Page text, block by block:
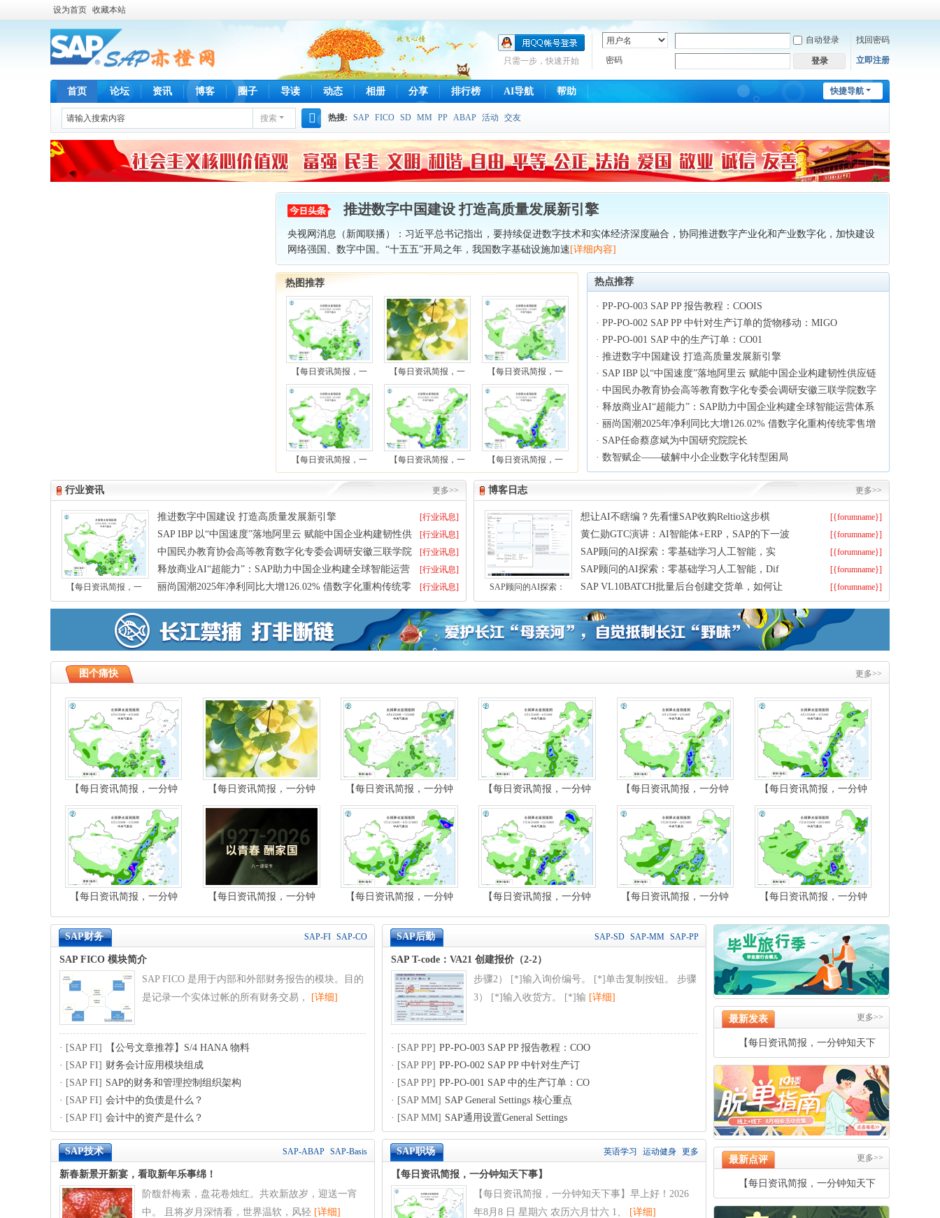
设为首页 收藏本站
自动登录 找回密码
密码 登录 立即注册
只需一步，快速开始
快捷导航
首页 论坛 资讯 博客 圈子 导读 动态 相册 分享 排行榜 AI导航 帮助
搜索
搜
索
热搜: SAP FICO SD MM PP ABAP 活动 交友
推进数字中国建设 打造高质量发展新引擎
央视网消息（新闻联播）：习近平总书记指出，要持续促进数字技术和实体经济深度融合，协同推进数字产业化和产业数字化，加快建设
网络强国、数字中国。“十五五”开局之年，我国数字基础设施加速 [详细内容]
热图推荐
【每日资讯简报，一 【每日资讯简报，一 【每日资讯简报，一
【每日资讯简报，一 【每日资讯简报，一 【每日资讯简报，一
热点推荐
· PP-PO-003 SAP PP 报告教程：COOIS
· PP-PO-002 SAP PP 中针对生产订单的货物移动：MIGO
· PP-PO-001 SAP 中的生产订单：CO01
· 推进数字中国建设 打造高质量发展新引擎
· SAP IBP 以“中国速度”落地阿里云 赋能中国企业构建韧性供应链
· 中国民办教育协会高等教育数字化专委会调研安徽三联学院数字
化建
· 释放商业AI“超能力”：SAP助力中国企业构建全球智能运营体系
..· 丽尚国潮2025年净利同比大增126.02% 借数字化重构传统零售增
长新
· SAP任命蔡彦斌为中国研究院院长
· 数智赋企——破解中小企业数字化转型困局
更多>>
行业资讯
【每日资讯简报，一
[行业讯息]
推进数字中国建设 打造高质量发展新引擎
[行业讯息]
SAP IBP 以“中国速度”落地阿里云 赋能中国企业构建韧性供
应链
[行业讯息]
中国民办教育协会高等教育数字化专委会调研安徽三联学院
数字化建
[行业讯息]
释放商业AI“超能力”：SAP助力中国企业构建全球智能运营
体系 ..
[行业讯息]
丽尚国潮2025年净利同比大增126.02% 借数字化重构传统零
售增长新
更多>>
博客日志
SAP顾问的AI探索：
[{forumname}]
想让AI不瞎编？先看懂SAP收购Reltio这步棋
[{forumname}]
黄仁勋GTC演讲：AI智能体+ERP，SAP的下一波
[{forumname}]
SAP顾问的AI探索：零基础学习人工智能，实
[{forumname}]
SAP顾问的AI探索：零基础学习人工智能，Dif
[{forumname}]
SAP VL10BATCH批量后台创建交货单，如何让
更多>>
图个痛快
【每日资讯简报，一分钟
知天下事】
【每日资讯简报，一分钟
知天下事】
【每日资讯简报，一分钟
知天下事】
【每日资讯简报，一分钟
知天下事】
【每日资讯简报，一分钟
知天下事】
【每日资讯简报，一分钟
知天下事】
【每日资讯简报，一分钟
知天下事】
【每日资讯简报，一分钟
知天下事】
【每日资讯简报，一分钟
知天下事】
【每日资讯简报，一分钟
知天下事】
【每日资讯简报，一分钟
知天下事】
【每日资讯简报，一分钟
知天下事】
SAP-FI SAP-CO
SAP财务
SAP FICO 模块简介
SAP FICO 是用于内部和外部财务报告的模块。目的
是记录一个实体过帐的所有财务交易，
[详细]
· [SAP FI]
【公号文章推荐】S/4 HANA 物料
· [SAP FI] 财务会计应用模块组成
· [SAP FI] SAP的财务和管理控制组织架构
· [SAP FI] 会计中的负债是什么？
· [SAP FI] 会计中的资产是什么？
SAP-SD SAP-MM SAP-PP
SAP后勤
SAP T-code：VA21 创建报价（2-2）
步骤2） [*]输入询价编号。 [*]单击复制按钮。 步骤
3） [*]输入收货方。 [*]输 [详细]
· [SAP PP] PP-PO-003 SAP PP 报告教程：COO
· [SAP PP] PP-PO-002 SAP PP 中针对生产订
· [SAP PP] PP-PO-001 SAP 中的生产订单：CO
· [SAP MM] SAP General Settings 核心重点
· [SAP MM] SAP通用设置General Settings
SAP-ABAP SAP-Basis
SAP技术
新春新景开新宴，看取新年乐事绵！
阶馥舒梅素，盘花卷烛红。共欢新故岁，迎送一宵
中。 且将岁月深情看，世界温软，风轻 [详细]
英语学习 运动健身 更多
SAP职场
【每日资讯简报，一分钟知天下事】
【每日资讯简报，一分钟知天下事】早上好！2026
年8月8 日 星期六 农历六月廿六 1、
[详细]
更多>>
最新发表
【每日资讯简报，一分钟知天下
事】
更多>>
最新点评
【每日资讯简报，一分钟知天下
事】